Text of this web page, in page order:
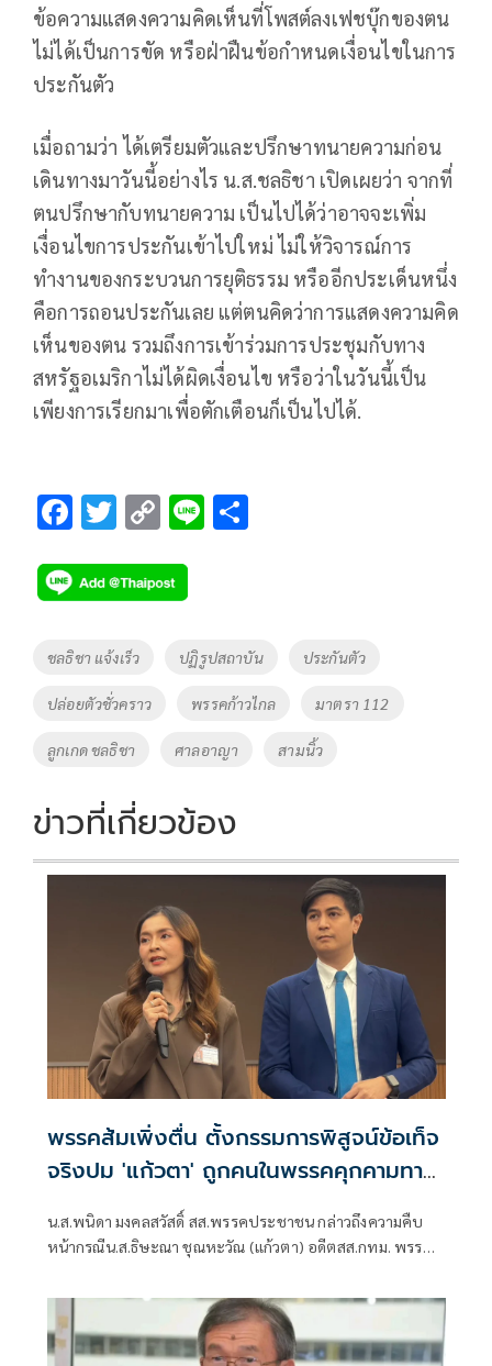
ข้อความแสดงความคิดเห็นที่โพสต์ลงเฟชบุ๊กของตน
ไม่ได้เป็นการขัด หรือฝ่าฝืนข้อกำหนดเงื่อนไขในการ
ประกันตัว
เมื่อถามว่า ได้เตรียมตัวและปรึกษาทนายความก่อน
เดินทางมาวันนี้อย่างไร น.ส.ชลธิชา เปิดเผยว่า จากที่
ตนปรึกษากับทนายความ เป็นไปได้ว่าอาจจะเพิ่ม
เงื่อนไขการประกันเข้าไปใหม่ ไม่ให้วิจารณ์การ
ทำงานของกระบวนการยุติธรรม หรืออีกประเด็นหนึ่ง
คือการถอนประกันเลย แต่ตนคิดว่าการแสดงความคิด
เห็นของตน รวมถึงการเข้าร่วมการประชุมกับทาง
สหรัฐอเมริกาไม่ได้ผิดเงื่อนไข หรือว่าในวันนี้เป็น
เพียงการเรียกมาเพื่อตักเตือนก็เป็นไปได้.
F
e
b
o
o
k
T
tt
er
C
p
y
Li
Li
Tags
ชลธิชา แจ้งเร็ว ปฏิรูปสถาบัน ประกันตัว
ปล่อยตัวชั่วคราว พรรคก้าวไกล มาตรา 112
ลูกเกด ชลธิชา ศาลอาญา สามนิ้ว
ข่าวที่เกี่ยวข้อง
พรรคส้มเพิ่งตื่น ตั้งกรรมการพิสูจน์ข้อเท็จ
จริงปม 'แก้วตา' ถูกคนในพรรคคุกคามทาง
น.ส.พนิดา มงคลสวัสดิ์ สส.พรรคประชาชน กล่าวถึงความคืบ
หน้ากรณีน.ส.ธิษะณา ชุณหะวัณ (แก้วตา) อดีตสส.กทม. พรรค
ไม่มีผู้ที่มีส่วนเกี่ยวข้องกับสภาชุดที่ผ่านมาขึ้นมา เพื่อเปิดพื้นที่
ให้ผู้เสียหายรู้สึกสบายใจที่สุด วางใจที่สุด และปลอดภัยที่สุด